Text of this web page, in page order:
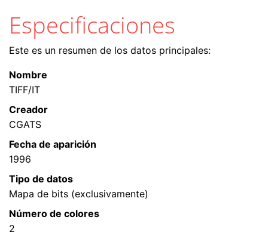
Especificaciones
Este es un resumen de los datos principales:
Nombre
TIFF/IT
Creador
CGATS
Fecha de aparición
1996
Tipo de datos
Mapa de bits (exclusivamente)
Número de colores
2